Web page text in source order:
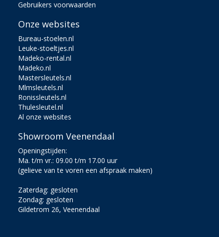
Gebruikers voorwaarden
Onze websites
Bureau-stoelen.nl
Leuke-stoeltjes.nl
Madeko-rental.nl
Madeko.nl
Mastersleutels.nl
Mlmsleutels.nl
Ronissleutels.nl
Thulesleutel.nl
Al onze websites
Showroom Veenendaal
Openingstijden:
Ma. t/m vr.: 09.00 t/m 17.00 uur
(gelieve van te voren een afspraak maken)
Zaterdag: gesloten
Zondag: gesloten
Gildetrom 26, Veenendaal